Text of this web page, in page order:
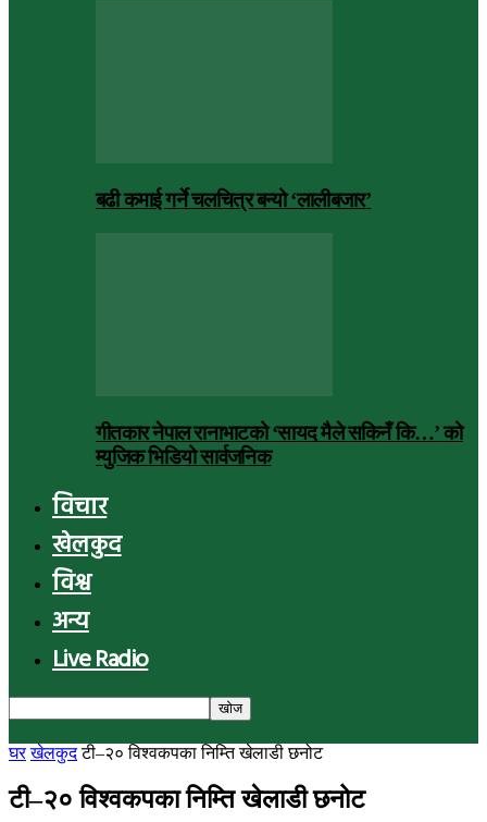
बढी कमाई गर्ने चलचित्र बन्यो ‘लालीबजार’
गीतकार नेपाल रानाभाटको ‘सायद मैले सकिनँ कि…’ को
म्युजिक भिडियो सार्वजनिक
विचार
खेलकुद
विश्व
अन्य
Live Radio
घर खेलकुद टी–२० विश्वकपका निम्ति खेलाडी छनोट
टी–२० विश्वकपका निम्ति खेलाडी छनोट